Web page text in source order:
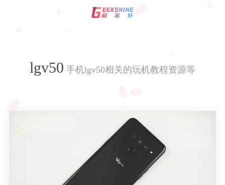
影视资讯
服务器
C语言
登录 注册
lgv50 手机lgv50相关的玩机教程资源等